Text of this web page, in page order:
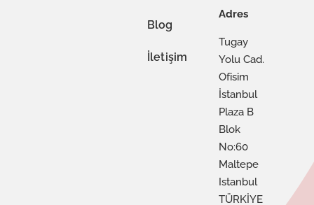
Blog
İletişim
Adres
Tugay
Yolu Cad.
Ofisim
İstanbul
Plaza B
Blok
No:60
Maltepe
Istanbul
TÜRKİYE